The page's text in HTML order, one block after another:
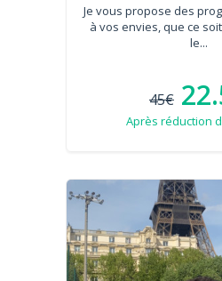
Je vous propose des
à vos envies, que ce
le...
45€
Après réduction